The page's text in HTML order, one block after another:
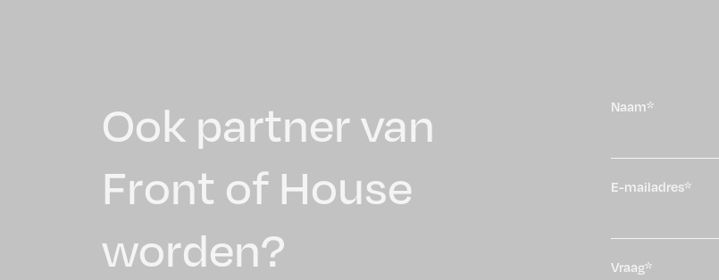
Ook partner van
Front of House
worden?
Naam*
E-mailadres*
Vraag*